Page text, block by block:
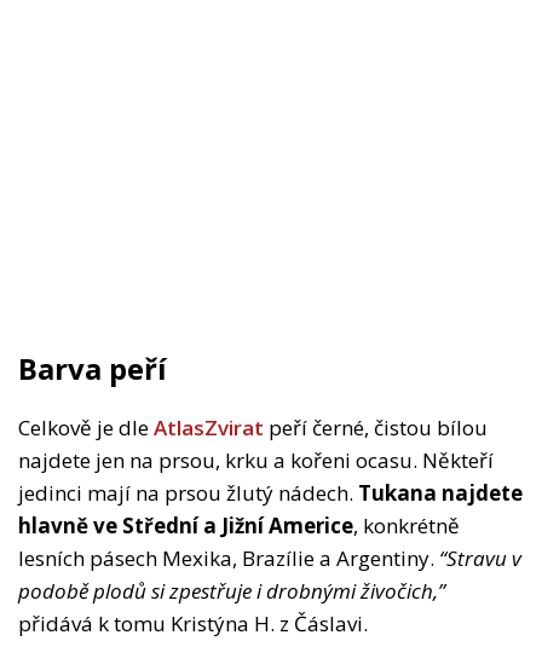
Barva peří
Celkově je dleAtlasZvirat peří černé, čistou bílou
najdete jen na prsou, krku a kořeni ocasu. Někteří
jedinci mají na prsou žlutý nádech. Tukana najdete
hlavně ve Střední a Jižní Americe, konkrétně
lesních pásech Mexika, Brazílie a Argentiny. “Stravu v
podobě plodů si zpestřuje i drobnými živočich,”
přidává k tomu Kristýna H. z Čáslavi.